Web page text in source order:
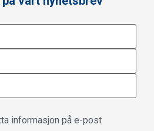
informasjon på e-post